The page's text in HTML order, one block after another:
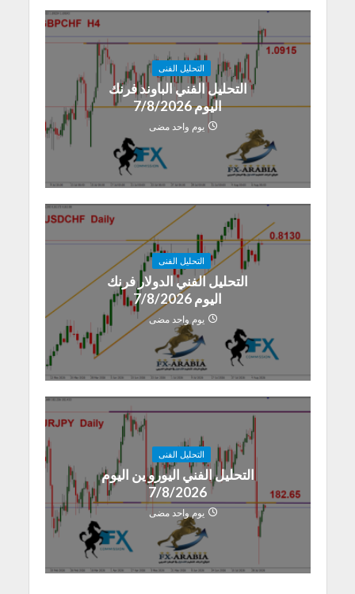
التحليل الفنى
التحليل الفني الباوند فرنك
اليوم 7/8/2026
يوم واحد مضى
التحليل الفنى
التحليل الفني الدولار فرنك
اليوم 7/8/2026
يوم واحد مضى
التحليل الفنى
التحليل الفني اليورو ين اليوم
7/8/2026
يوم واحد مضى